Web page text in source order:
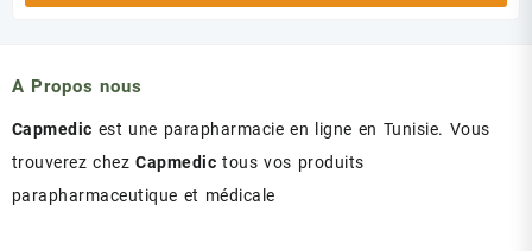
A Propos nous
Capmedic est une parapharmacie en ligne en Tunisie. Vous
trouverez chezCapmedic tous vos produits
parapharmaceutique et médicale